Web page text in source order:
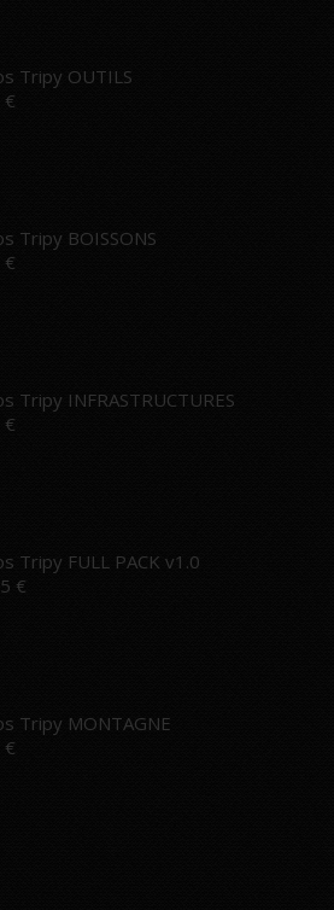
Tripy OUTILS
€
Tripy BOISSONS
€
Tripy INFRASTRUCTURES
€
Tripy FULL PACK v1.0
€
Tripy MONTAGNE
€